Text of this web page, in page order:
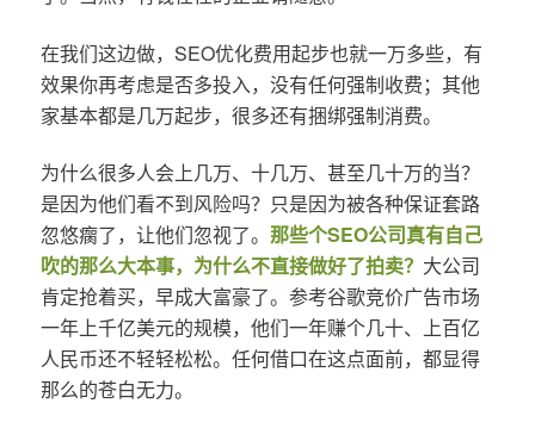
在我们这边做，SEO优化费用起步也就一万多些，有
效果你再考虑是否多投入，没有任何强制收费；其他
家基本都是几万起步，很多还有捆绑强制消费。
为什么很多人会上几万、十几万、甚至几十万的当？
是因为他们看不到风险吗？只是因为被各种保证套路
忽悠瘸了，让他们忽视了。 那些个SEO公司真有自己
吹的那么大本事，为什么不直接做好了拍卖？ 大公司
肯定抢着买，早成大富豪了。参考谷歌竞价广告市场
一年上千亿美元的规模，他们一年赚个几十、上百亿
人民币还不轻轻松松。任何借口在这点面前，都显得
那么的苍白无力。